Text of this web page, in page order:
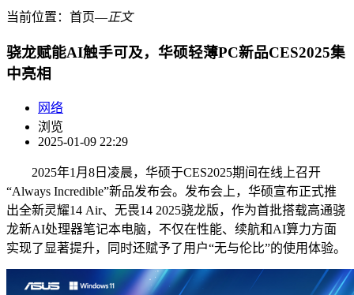
当前位置： 首页―正文
骁龙赋能AI触手可及，华硕轻薄PC新品CES2025集
中亮相
网络
浏览
2025-01-09 22:29
2025年1月8日凌晨，华硕于CES2025期间在线上召开
“Always Incredible”新品发布会。发布会上，华硕宣布正式推
出全新灵耀14 Air、无畏14 2025骁龙版，作为首批搭载高通骁
龙新AI处理器笔记本电脑，不仅在性能、续航和AI算力方面
实现了显著提升，同时还赋予了用户“无与伦比”的使用体验。